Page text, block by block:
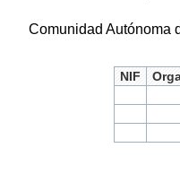
Comunidad
NIF